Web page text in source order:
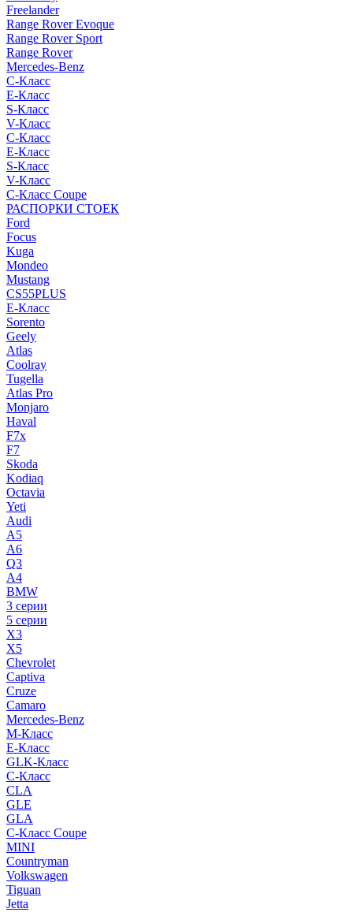
Freelander
Range Rover Evoque
Range Rover Sport
Range Rover
Mercedes-Benz
C-Класс
E-Класс
S-Класс
V-Класс
C-Класс
E-Класс
S-Класс
V-Класс
C-Класс Coupe
РАСПОРКИ СТОЕК
Ford
Focus
Kuga
Mondeo
Mustang
CS55PLUS
E-Класс
Sorento
Geely
Atlas
Coolray
Tugella
Atlas Pro
Monjaro
Haval
F7x
F7
Skoda
Kodiaq
Octavia
Yeti
Audi
A5
A6
Q3
A4
BMW
3 серии
5 серии
X3
X5
Chevrolet
Captiva
Cruze
Camaro
Mercedes-Benz
M-Класс
E-Класс
GLK-Класс
C-Класс
CLA
GLE
GLA
C-Класс Coupe
MINI
Countryman
Volkswagen
Tiguan
Jetta